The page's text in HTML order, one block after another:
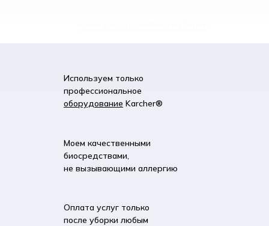
Используем только
профессиональное
оборудование Karcher®
Моем качественными
биосредствами,
не вызывающими аллергию
Оплата услуг только
после уборки любым